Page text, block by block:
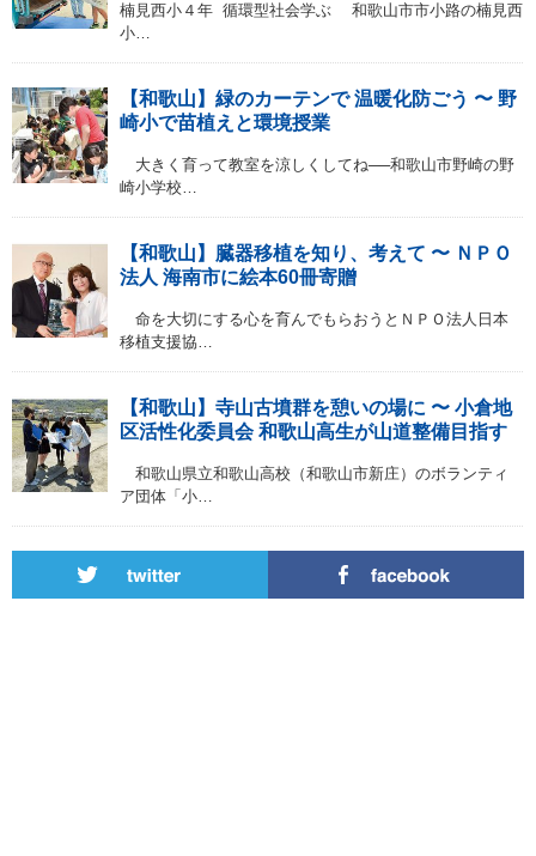
楠見西小４年 循環型社会学ぶ 和歌山市市小路の楠見西
小…
【和歌山】緑のカーテンで 温暖化防ごう 〜 野
崎小で苗植えと環境授業
大きく育って教室を涼しくしてね──和歌山市野崎の野
崎小学校…
【和歌山】臓器移植を知り、考えて 〜 ＮＰＯ
法人 海南市に絵本60冊寄贈
命を大切にする心を育んでもらおうとＮＰＯ法人日本
移植支援協…
【和歌山】寺山古墳群を憩いの場に 〜 小倉地
区活性化委員会 和歌山高生が山道整備目指す
和歌山県立和歌山高校（和歌山市新庄）のボランティ
ア団体「小…